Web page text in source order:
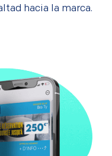
hacia la marca.